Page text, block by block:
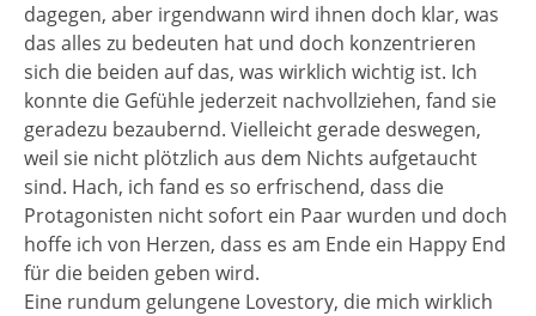
dagegen, aber irgendwann wird ihnen doch klar, was
das alles zu bedeuten hat und doch konzentrieren
sich die beiden auf das, was wirklich wichtig ist. Ich
konnte die Gefühle jederzeit nachvollziehen, fand sie
geradezu bezaubernd. Vielleicht gerade deswegen,
weil sie nicht plötzlich aus dem Nichts aufgetaucht
sind. Hach, ich fand es so erfrischend, dass die
Protagonisten nicht sofort ein Paar wurden und doch
hoffe ich von Herzen, dass es am Ende ein Happy End
für die beiden geben wird.
Eine rundum gelungene Lovestory, die mich wirklich